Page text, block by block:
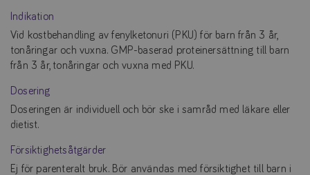
Indikation
Vid kostbehandling av fenylketonuri (PKU) för barn från 3 år,
tonåringar och vuxna. GMP-baserad proteinersättning till barn
från 3 år, tonåringar och vuxna med PKU.
Dosering
Doseringen är individuell och bör ske i samråd med läkare eller
dietist.
Försiktighetsåtgärder
Ej för parenteralt bruk. Bör användas med försiktighet till barn i